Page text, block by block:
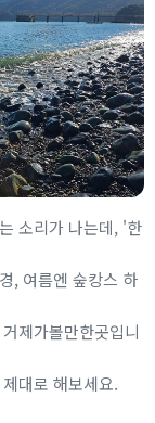
소리가 나는데, '한
, 여름엔 숲캉스 하
제가볼만한곳입니
대로 해보세요.